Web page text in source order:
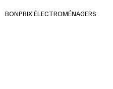
BONPRIX ÉLECTROMÉNAGERS